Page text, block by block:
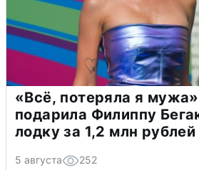
«Всё, потеряла я
подарила Филиппу
лодку за 1,2 млн рублей
5 августа 252